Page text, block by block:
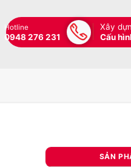
Hotline
0948 276 231
Xây
Cấu
SẢN